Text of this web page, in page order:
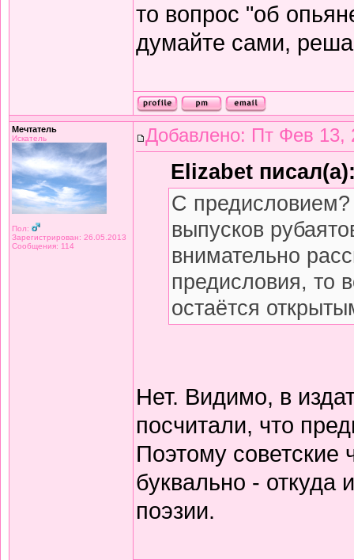
то вопрос "об
думайте сами,
Мечтатель
Искатель
Пол:
Зарегистрирован: 26.05.2013
Сообщения: 114
Добавлено: Пт Фев 13,
Elizabet
С
выпусков
внимательно
предисловия, то
остаётся
Нет. Видимо, в
посчитали, что
Поэтому советские
буквально -
поэзии.